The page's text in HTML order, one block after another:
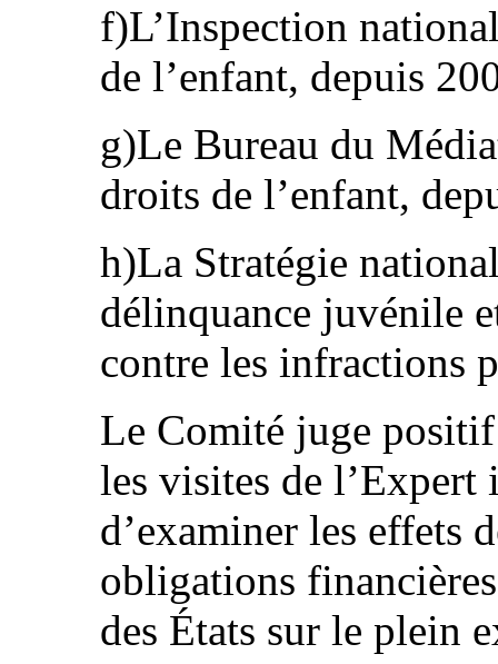
f)L’Inspection
de l’enfant, depuis
g)Le Bureau du
droits de l’enfant,
h)La Stratégie
délinquance juvénile
contre les infractions
Le Comité juge
les visites de l’Expert
d’examiner les effets
obligations
des États sur le plein